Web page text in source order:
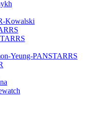
Kowalski
Yeung-PANSTARRS